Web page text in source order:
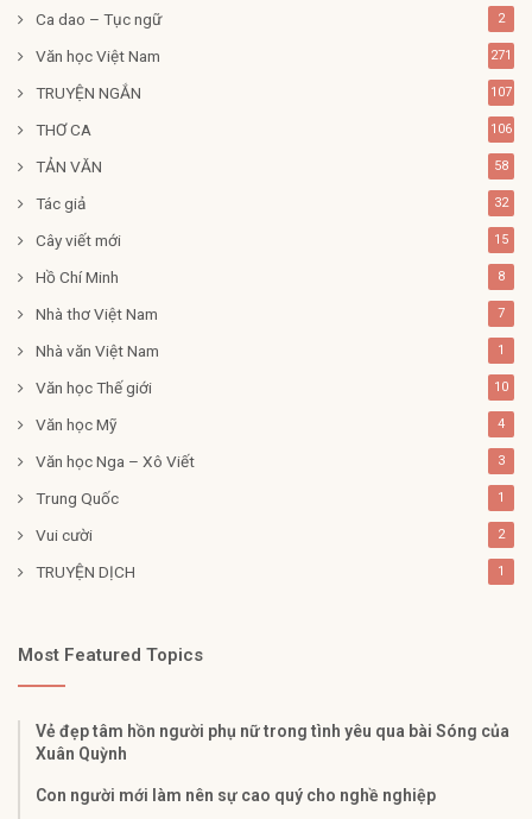
Ca dao – Tục ngữ 2
Văn học Việt Nam 271
TRUYỆN NGẮN 107
THƠ CA 106
TẢN VĂN 58
Tác giả 32
Cây viết mới 15
Hồ Chí Minh 8
Nhà thơ Việt Nam 7
Nhà văn Việt Nam 1
Văn học Thế giới 10
Văn học Mỹ 4
Văn học Nga – Xô Viết 3
Trung Quốc 1
Vui cười 2
TRUYỆN DỊCH 1
Most Featured Topics
Vẻ đẹp tâm hồn người phụ nữ trong tình yêu qua bài Sóng của
Xuân Quỳnh
Con người mới làm nên sự cao quý cho nghề nghiệp